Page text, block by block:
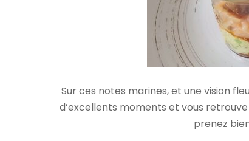
Sur ces notes marines, et une vision
d’excellents moments et vous
prenez